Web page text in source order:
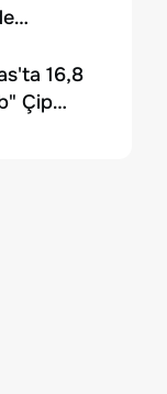
16,8
Çip